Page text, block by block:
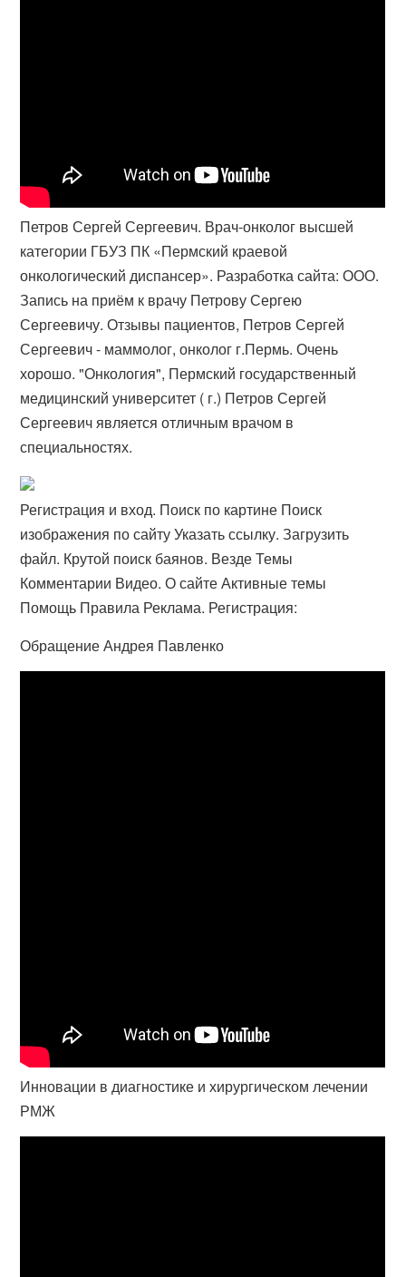
Петров Сергей Сергеевич. Врач-онколог высшей
категории ГБУЗ ПК «Пермский краевой
онкологический диспансер». Разработка сайта: ООО.
Запись на приём к врачу Петрову Сергею
Сергеевичу. Отзывы пациентов, Петров Сергей
Сергеевич - маммолог, онколог г.Пермь. Очень
хорошо. "Онкология", Пермский государственный
медицинский университет ( г.) Петров Сергей
Сергеевич является отличным врачом в
специальностях.
Регистрация и вход. Поиск по картине Поиск
изображения по сайту Указать ссылку. Загрузить
файл. Крутой поиск баянов. Везде Темы
Комментарии Видео. О сайте Активные темы
Помощь Правила Реклама. Регистрация:
Обращение Андрея Павленко
Инновации в диагностике и хирургическом лечении
РМЖ